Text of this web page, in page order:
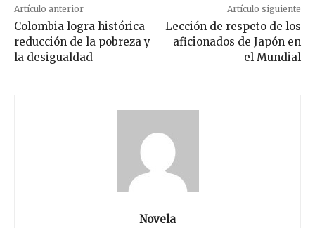
Artículo anterior
Colombia logra histórica
reducción de la pobreza y
la desigualdad
Artículo siguiente
Lección de respeto de los
aficionados de Japón en
el Mundial
Novela